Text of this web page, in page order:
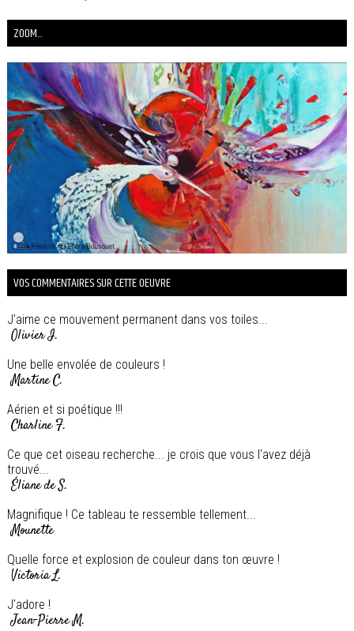
ZOOM...
VOS COMMENTAIRES SUR CETTE OEUVRE
J'aime ce mouvement permanent dans vos toiles...
Olivier I.
Une belle envolée de couleurs !
Martine C.
Aérien et si poétique !!!
Charline F.
Ce que cet oiseau recherche... je crois que vous l'avez déjà
trouvé...
Éliane de S.
Magnifique ! Ce tableau te ressemble tellement...
Mounette
Quelle force et explosion de couleur dans ton œuvre !
Victoria L.
J'adore !
Jean-Pierre M.